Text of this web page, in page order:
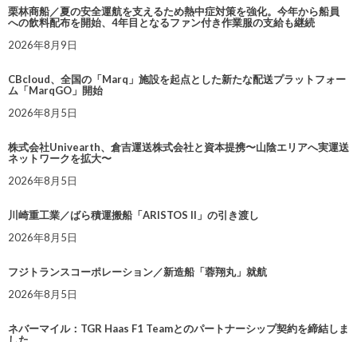
栗林商船／夏の安全運航を支えるため熱中症対策を強化。今年から船員
への飲料配布を開始、4年目となるファン付き作業服の支給も継続
2026年8月9日
CBcloud、全国の「Marq」施設を起点とした新たな配送プラットフォー
ム「MarqGO」開始
2026年8月5日
株式会社Univearth、倉吉運送株式会社と資本提携〜山陰エリアへ実運送
ネットワークを拡大〜
2026年8月5日
川崎重工業／ばら積運搬船「ARISTOS II」の引き渡し
2026年8月5日
フジトランスコーポレーション／新造船「蓉翔丸」就航
2026年8月5日
ネバーマイル：TGR Haas F1 Teamとのパートナーシップ契約を締結しま